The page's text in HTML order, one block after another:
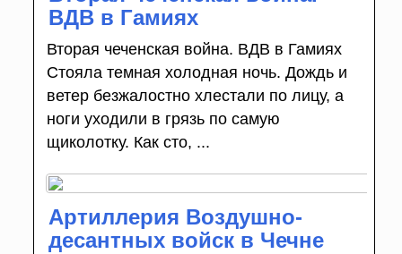
ВДВ в Гамиях
Вторая чеченская война. ВДВ в Гамиях
Стояла темная холодная ночь. Дождь и
ветер безжалостно хлестали по лицу, а
ноги уходили в грязь по самую
щиколотку. Как сто, ...
Артиллерия Воздушно-
десантных войск в Чечне